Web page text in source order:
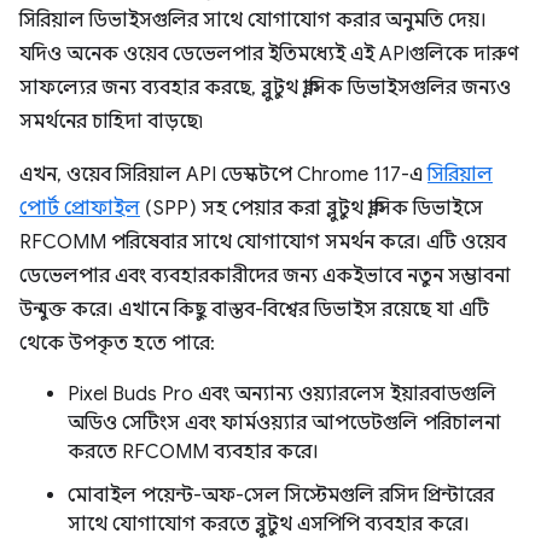
সিরিয়াল ডিভাইসগুলির সাথে যোগাযোগ করার অনুমতি দেয়।
যদিও অনেক ওয়েব ডেভেলপার ইতিমধ্যেই এই APIগুলিকে দারুণ
সাফল্যের জন্য ব্যবহার করছে, ব্লুটুথ ক্লাসিক ডিভাইসগুলির জন্যও
সমর্থনের চাহিদা বাড়ছে৷
এখন, ওয়েব সিরিয়াল API ডেস্কটপে Chrome 117-এসিরিয়াল
পোর্ট প্রোফাইল (SPP) সহ পেয়ার করা ব্লুটুথ ক্লাসিক ডিভাইসে
RFCOMM পরিষেবার সাথে যোগাযোগ সমর্থন করে। এটি ওয়েব
ডেভেলপার এবং ব্যবহারকারীদের জন্য একইভাবে নতুন সম্ভাবনা
উন্মুক্ত করে। এখানে কিছু বাস্তব-বিশ্বের ডিভাইস রয়েছে যা এটি
থেকে উপকৃত হতে পারে:
Pixel Buds Pro এবং অন্যান্য ওয়্যারলেস ইয়ারবাডগুলি
অডিও সেটিংস এবং ফার্মওয়্যার আপডেটগুলি পরিচালনা
করতে RFCOMM ব্যবহার করে।
মোবাইল পয়েন্ট-অফ-সেল সিস্টেমগুলি রসিদ প্রিন্টারের
সাথে যোগাযোগ করতে ব্লুটুথ এসপিপি ব্যবহার করে।